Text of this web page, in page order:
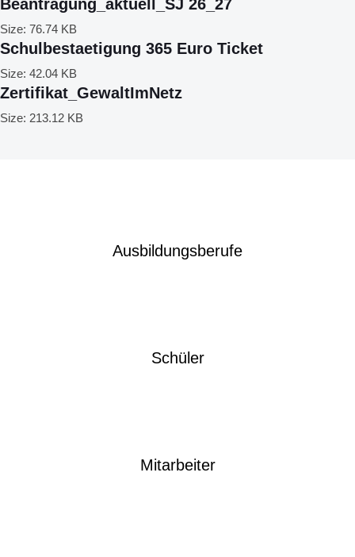
Beantragung_aktuell_SJ 26_27
Size: 76.74 KB
Schulbestaetigung 365 Euro Ticket
Size: 42.04 KB
Zertifikat_GewaltImNetz
Size: 213.12 KB
Ausbildungsberufe
Schüler
Mitarbeiter